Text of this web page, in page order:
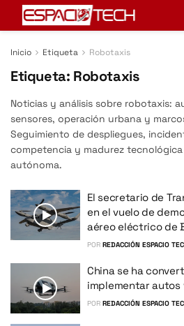
Inicio Etiqueta Robotaxis
Etiqueta: Robotaxis
Noticias y análisis sobre robotaxis:
sensores, operación urbana y
Seguimiento de despliegues,
competencia y madurez
autónoma.
El secretario de
en el vuelo de
aéreo eléctrico de
POR REDACCIÓN ESPACIO
China se ha
implementar autos
POR REDACCIÓN ESPACIO